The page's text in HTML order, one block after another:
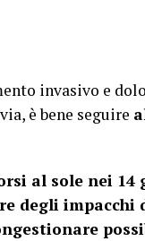
invasivo e
è bene seguire
al sole nei 14
degli impacchi